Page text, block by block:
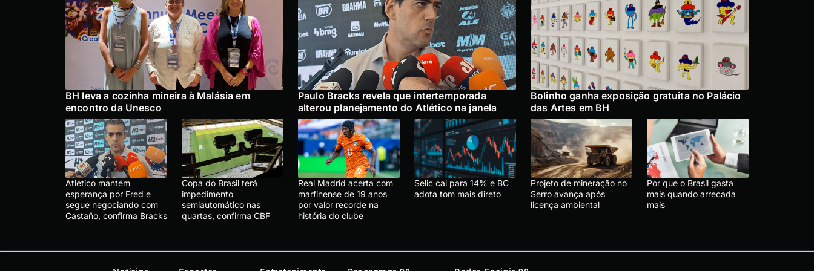
BH leva a cozinha mineira à Malásia em
encontro da Unesco
Paulo Bracks revela que intertemporada
alterou planejamento do Atlético na janela
Bolinho ganha exposição gratuita no Palácio
das Artes em BH
Atlético mantém
esperança por Fred e
segue negociando com
Castaño, confirma Bracks
Copa do Brasil terá
impedimento
semiautomático nas
quartas, confirma CBF
Real Madrid acerta com
marfinense de 19 anos
por valor recorde na
história do clube
Selic cai para 14% e BC
adota tom mais direto
Projeto de mineração no
Serro avança após
licença ambiental
Por que o Brasil gasta
mais quando arrecada
mais